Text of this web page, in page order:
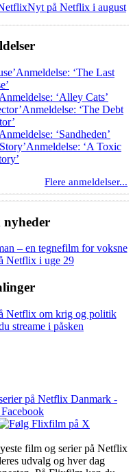
Nyt på Netflix i august
Anmeldelse: ‘The Last
Anmeldelse: ‘Alley Cats’
Anmeldelse: ‘The Debt
Anmeldelse: ‘Sandheden’
Anmeldelse: ‘A Toxic
Flere anmeldelser...
– en tegnefilm for voksne
Netflix i uge 29
Netflix om krig og politik
streame i påsken
på Netflix Danmark -
film og serier på Netflix
udvalg og hver dag